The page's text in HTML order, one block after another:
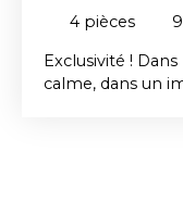
JARDINET
4 pièces
Exclusivité !
calme, dans un